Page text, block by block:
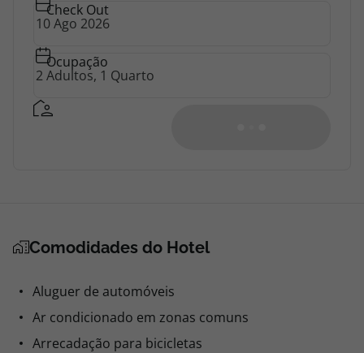
Check Out
Ocupação
Comodidades do Hotel
Aluguer de automóveis
Ar condicionado em zonas comuns
Arrecadação para bicicletas